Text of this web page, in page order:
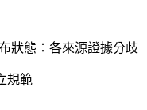
狀態：各來源證據分歧
規範